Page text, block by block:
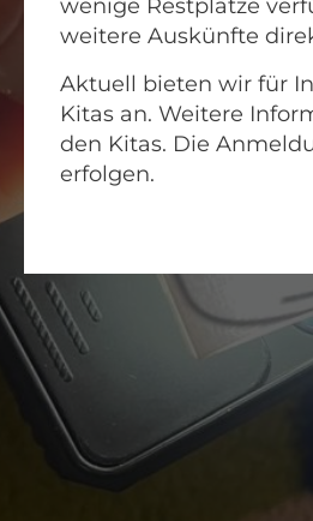
wenige Restplätze
weitere Auskünfte
Aktuell bieten wir für
Kitas an. Weitere
den Kitas. Die
erfolgen.